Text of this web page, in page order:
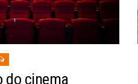
do cinema